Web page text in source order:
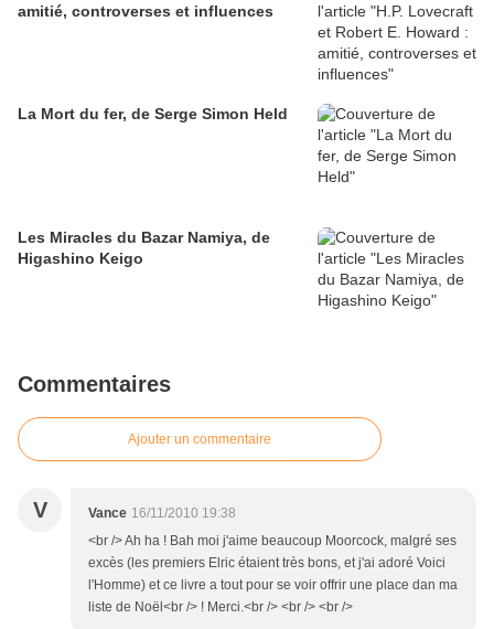
amitié, controverses et influences
La Mort du fer, de Serge Simon Held
Les Miracles du Bazar Namiya, de
Higashino Keigo
Commentaires
Ajouter un commentaire
V Vance 16/11/2010 19:38
<br /> Ah ha ! Bah moi j'aime beaucoup Moorcock, malgré ses
excès (les premiers Elric étaient très bons, et j'ai adoré Voici
l'Homme) et ce livre a tout pour se voir offrir une place dan ma
liste de Noël<br /> ! Merci.<br /> <br /> <br />